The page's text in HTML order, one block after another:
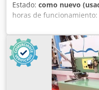
Estado: como nuevo
horas de funcionamiento:
,
142400, Máquina
industrial de chapas de
funcionamiento preciso y
instalaciones que
estable. El modelo
ancho de trabajo de